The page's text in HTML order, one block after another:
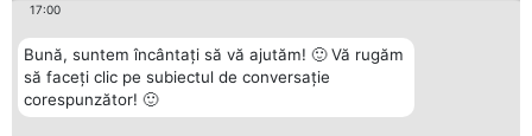
17:00
Bună, suntem încântați să vă ajutăm! 🙂 Vă rugăm
să faceți clic pe subiectul de conversație
corespunzător! 🙂